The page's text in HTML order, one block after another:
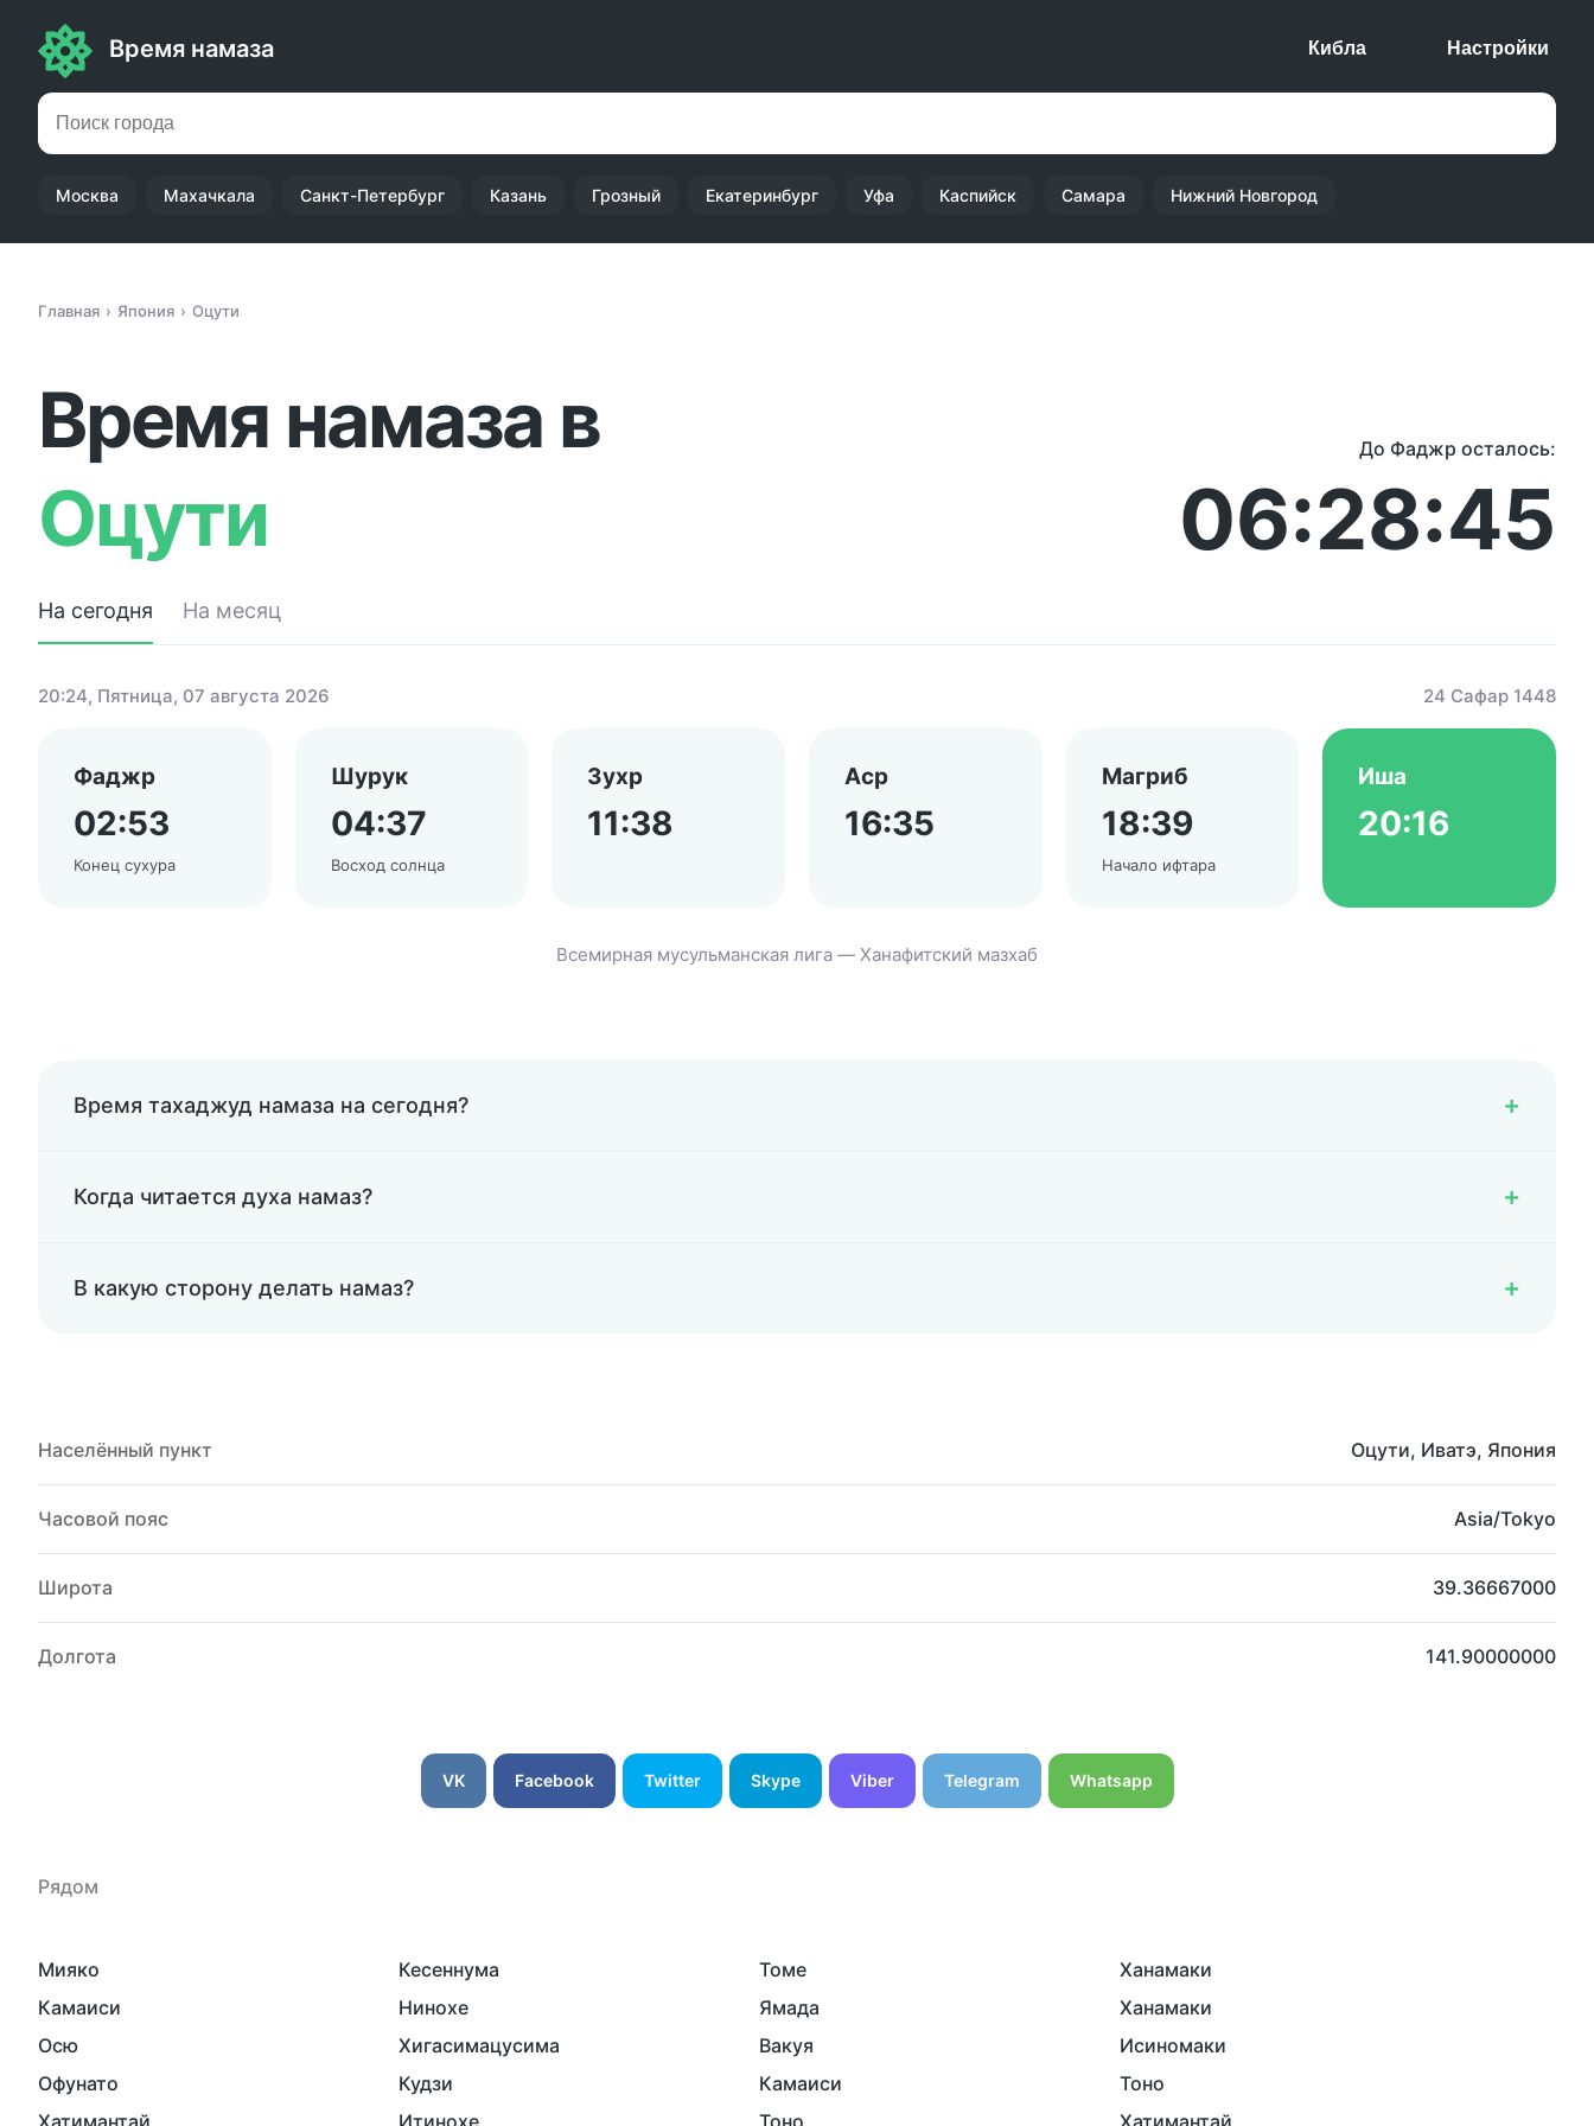
Время намаза Кибла Настройки
Москва Махачкала Санкт-Петербург Казань Грозный Екатеринбург Уфа Каспийск Самара Нижний Новгород
Главная Япония Оцути
Время намаза в
Оцути
До Фаджр осталось:
06:28:45
На сегодня На месяц
20:24, Пятница, 07 августа 2026 24 Сафар 1448
Фаджр
02:53
Конец сухура
Шурук
04:37
Восход солнца
Зухр
11:38
Аср
16:35
Магриб
18:39
Начало ифтара
Иша
20:16
Всемирная мусульманская лига — Ханафитский мазхаб
Время тахаджуд намаза на сегодня?
Когда читается духа намаз?
В какую сторону делать намаз?
Населённый пункт Оцути, Иватэ, Япония
Часовой пояс Asia/Tokyo
Широта 39.36667000
Долгота 141.90000000
VK Facebook Twitter Skype Viber Telegram Whatsapp
Рядом
Мияко Кесеннума Томе
Ханамаки
Камаиси
Нинохе Ямада
Ханамаки
Осю
Хигасимацусима Вакуя
Исиномаки
Офунато
Кудзи Камаиси
Тоно
Хатимантай
Итинохе Тоно Хатимантай